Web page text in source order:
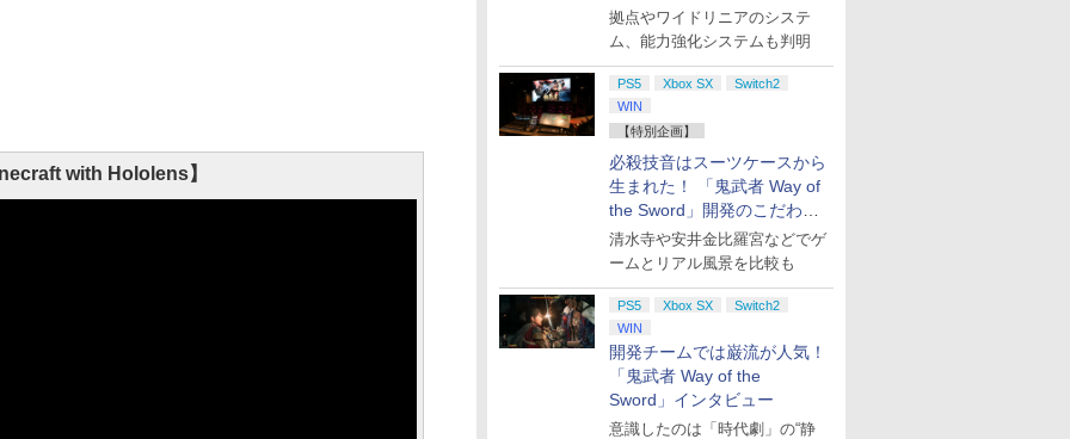
ト
拠点やワイドリニアのシステ
ム、能力強化システムも判明
PS5 Xbox SX
Switch2
WIN
【特別企画】
必殺技音はスーツケースから
生まれた！ 「鬼武者 Way of
the Sword」開発のこだわり
を目撃！
清水寺や安井金比羅宮などでゲ
ームとリアル風景を比較も
PS5 Xbox SX
Switch2
WIN
開発チームでは巌流が人気！
「鬼武者 Way of the
Sword」インタビュー
意識したのは「時代劇」の“静
with Hololens】